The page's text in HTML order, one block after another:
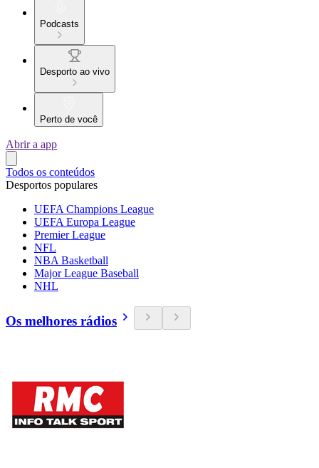
Podcasts
Desporto ao vivo
Perto de você
Abrir a app
Todos os conteúdos
Desportos populares
UEFA Champions League
UEFA Europa League
Premier League
NFL
NBA Basketball
Major League Baseball
NHL
Os melhores rádios